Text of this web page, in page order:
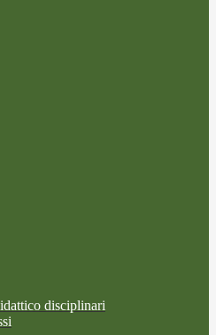
disciplinari